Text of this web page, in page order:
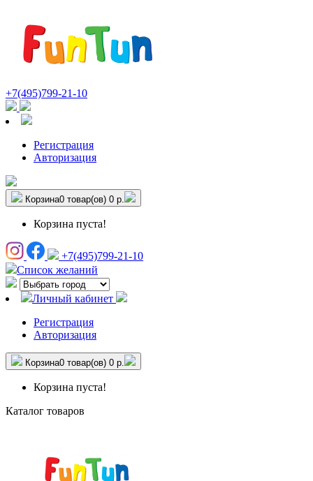
+7(495)799-21-10
Регистрация
Авторизация
Корзина0 товар(ов) 0 р.
Корзина пуста!
+7(495)799-21-10
Список желаний
Личный кабинет
Регистрация
Авторизация
Корзина0 товар(ов) 0 р.
Корзина пуста!
Каталог товаров